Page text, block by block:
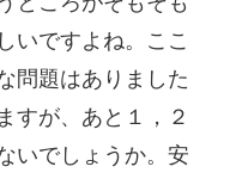
いですよね。ここ
問題はありました
すが、あと１，２
いでしょうか。安